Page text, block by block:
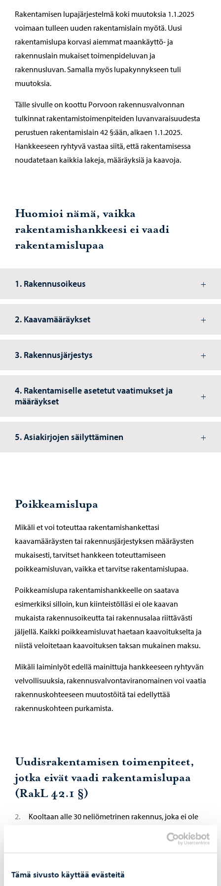
Tämä sivusto käyttää evästeitä
Rakentamisen lupajärjestelmä koki muutoksia 1.1.2025
voimaan tulleen uuden rakentamislain myötä. Uusi
rakentamislupa korvasi aiemmat maankäyttö- ja
rakennuslain mukaiset toimenpideluvan ja
rakennusluvan. Samalla myös lupakynnykseen tuli
muutoksia.
Tälle sivulle on koottu Porvoon rakennusvalvonnan
tulkinnat rakentamistoimenpiteiden luvanvaraisuudesta
perustuen rakentamislain 42 §:ään, alkaen 1.1.2025.
Hankkeeseen ryhtyvä vastaa siitä, että rakentamisessa
noudatetaan kaikkia lakeja, määräyksiä ja kaavoja.
Huomioi nämä, vaikka
rakentamishankkeesi ei vaadi
rakentamislupaa
1. Rakennusoikeus
2. Kaavamääräykset
3. Rakennusjärjestys
4. Rakentamiselle asetetut vaatimukset ja
määräykset
5. Asiakirjojen säilyttäminen
Poikkeamislupa
Mikäli et voi toteuttaa rakentamishankettasi
kaavamääräysten tai rakennusjärjestyksen määräysten
mukaisesti, tarvitset hankkeen toteuttamiseen
poikkeamisluvan, vaikka et tarvitse rakentamislupaa.
Poikkeamislupa rakentamishankkeelle on saatava
esimerkiksi silloin, kun kiinteistölläsi ei ole kaavan
mukaista rakennusoikeutta tai rakennusalaa riittävästi
jäljellä. Kaikki poikkeamisluvat haetaan kaavoitukselta ja
niistä veloitetaan kaavoituksen taksan mukainen maksu.
Mikäli laiminlyöt edellä mainittuja hankkeeseen ryhtyvän
velvollisuuksia, rakennusvalvontaviranomainen voi vaatia
rakennuskohteeseen muutostöitä tai edellyttää
rakennuskohteen purkamista.
Uudisrakentamisen toimenpiteet,
jotka eivät vaadi rakentamislupaa
(RakL 42.1 §)
Kooltaan alle 30 neliömetrinen rakennus, joka ei ole
kun rakennusoikeus on määritetty
rakennuksessa ei saa olla kiinteää hellaa,